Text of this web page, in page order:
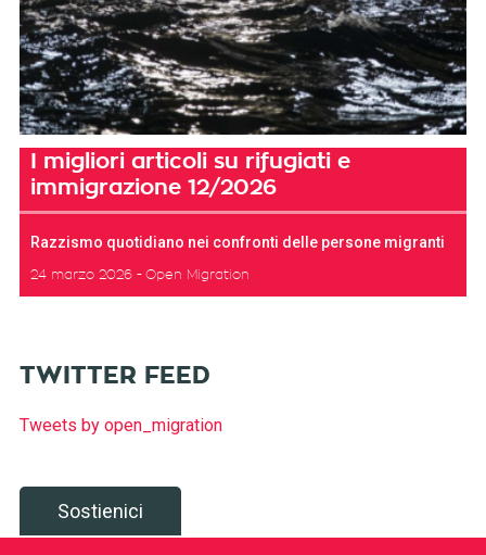
I migliori articoli su rifugiati e
immigrazione 12/2026
Razzismo quotidiano nei confronti delle persone migranti
24 marzo 2026 Open Migration
TWITTER FEED
Tweets by open_migration
Sostienici